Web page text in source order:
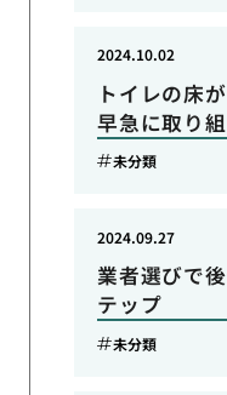
トイレの床
早急に取り
2024.10.02
未分類
業者選びで
テップ
2024.09.27
未分類